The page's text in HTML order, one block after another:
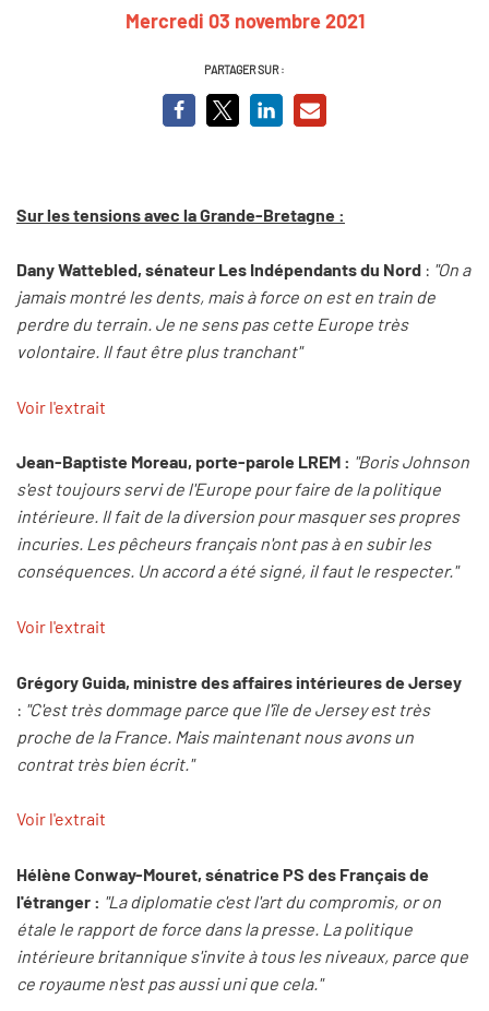
Mercredi 03 novembre 2021
PARTAGER SUR :
Sur les tensions avec la Grande-Bretagne :
Dany Wattebled, sénateur Les Indépendants du Nord : "On a
jamais montré les dents, mais à force on est en train de
perdre du terrain. Je ne sens pas cette Europe très
volontaire. Il faut être plus tranchant"
Voir l'extrait
Jean-Baptiste Moreau, porte-parole LREM : "Boris Johnson
s'est toujours servi de l'Europe pour faire de la politique
intérieure. Il fait de la diversion pour masquer ses propres
incuries. Les pêcheurs français n'ont pas à en subir les
conséquences. Un accord a été signé, il faut le respecter."
Voir l'extrait
Grégory Guida, ministre des affaires intérieures de Jersey
: "C'est très dommage parce que l'île de Jersey est très
proche de la France. Mais maintenant nous avons un
contrat très bien écrit."
Voir l'extrait
Hélène Conway-Mouret, sénatrice PS des Français de
l'étranger : "La diplomatie c'est l'art du compromis, or on
étale le rapport de force dans la presse. La politique
intérieure britannique s'invite à tous les niveaux, parce que
ce royaume n'est pas aussi uni que cela."